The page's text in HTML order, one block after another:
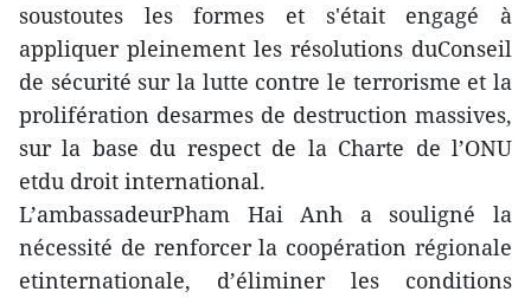
soustoutes les formes et s'était engagé à
appliquer pleinement les résolutions duConseil
de sécurité sur la lutte contre le terrorisme et la
prolifération desarmes de destruction massives,
sur la base du respect de la Charte de l’ONU
etdu droit international.
L’ambassadeurPham Hai Anh a souligné la
nécessité de renforcer la coopération régionale
etinternationale, d’éliminer les conditions